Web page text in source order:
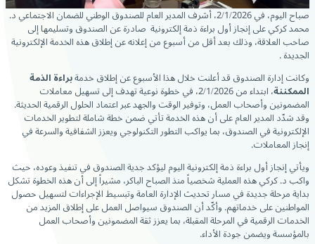
صباح اليوم، في 2/1/2026، أشرف المدير العام للصندوق الوطني للضمان الاجتماعي د.
محمد كركي على إنجاز أول براءة ذمة إلكترونية صادرة عن الصندوق وتسليمها إلى
صاحب العلاقة، وذلك بعد أقل من أسبوع من إعلانه عن إطلاق هذه الخدمة الإلكترونية
الجديدة .
وكانت إدارة الصندوق قد أعلنت خلال هذا الأسبوع عن إطلاق خدمةبراءة الذمة
الممكننة ، ابتداء من 2/1/2026، في خطوة نوعية تهدف إلى تسهيل معاملات
المضمونين وأصحاب العمل، وتوفير الوقت والجهد عبر اعتماد الحلول الرقمية الحديثة.
وقد شدّد المدير العام على أن هذه الخدمة تأتي ضمن خطة شاملة لتطوير الخدمات
الإلكترونية في الصندوق، بما يواكب التطور التكنولوجي ويعزز الشفافية والسرعة في
إنجاز المعاملات.
ويأتي إنجاز أول براءة ذمة إلكترونية اليوم ليؤكد جدية الصندوق في تنفيذ وعوده، حيث
واكب د. كركي هذه العملية شخصياً منذ الصباح الباكر، مشيراً إلى أن هذه الخطوة تشكل
بداية مرحلة جديدة في مسار تحديث الإدارة العامة وتبسيط الإجراءات لتسهيل حصول
المواطنين على خدماتهم. وأكّد أن الصندوق سيواصل العمل على إطلاق المزيد من
الخدمات الرقمية في المرحلة المقبلة، بما يعزز ثقة المضمونين وأصحاب العمل
بالمؤسسة ويضمن جودة الأداء.